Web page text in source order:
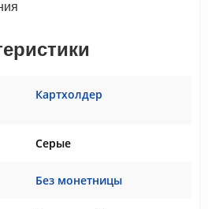
Картхолдер
Серые
Без монетницы